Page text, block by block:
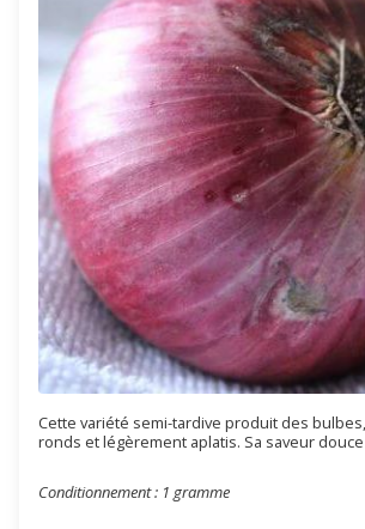
Cette variété semi-tardive produit des
ronds et légèrement aplatis. Sa saveur
Conditionnement : 1 gramme